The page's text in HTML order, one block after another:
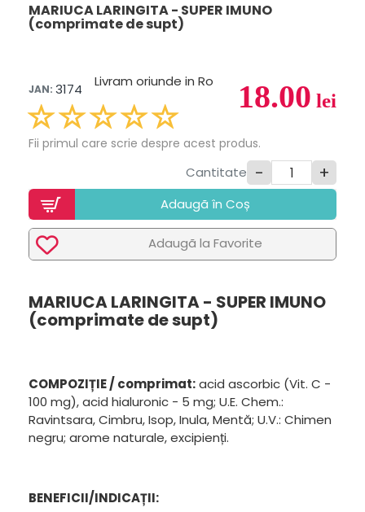
MARIUCA LARINGITA - SUPER IMUNO
(comprimate de supt)
18.00 lei
JAN: 3174 Livram oriunde in Ro
Fii primul care scrie despre acest produs.
Cantitate - +
Adaugã în Coș
Adaugã la Favorite
MARIUCA LARINGITA - SUPER IMUNO
(comprimate de supt)
COMPOZIȚIE / comprimat:acid ascorbic (Vit. C -
100 mg), acid hialuronic - 5 mg; U.E. Chem.:
Ravintsara, Cimbru, Isop, Inula, Mentă; U.V.: Chimen
negru; arome naturale, excipienți.
BENEFICII/INDICAȚII: